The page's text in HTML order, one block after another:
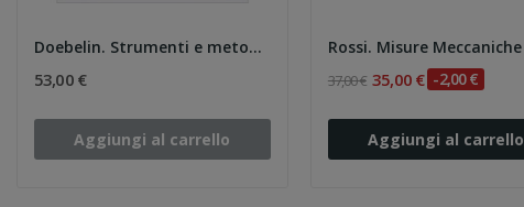
Doebelin. Strumenti e metodi di misura
53,00 €
Aggiungi al carrello
37,00 € 35,00 € -2,00 €
Aggiungi al carrello